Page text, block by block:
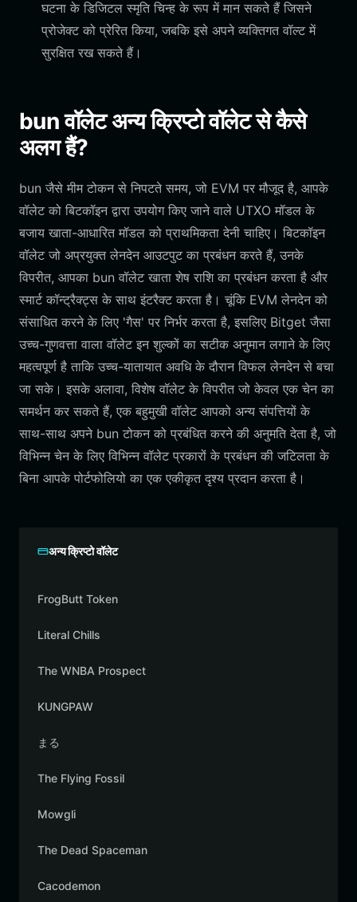
घटना के डिजिटल स्मृति चिन्ह के रूप में मान सकते हैं जिसने
प्रोजेक्ट को प्रेरित किया, जबकि इसे अपने व्यक्तिगत वॉल्ट में
सुरक्षित रख सकते हैं।
bun वॉलेट अन्य क्रिप्टो वॉलेट से कैसे
अलग हैं?
bun जैसे मीम टोकन से निपटते समय, जो EVM पर मौजूद है, आपके
वॉलेट को बिटकॉइन द्वारा उपयोग किए जाने वाले UTXO मॉडल के
बजाय खाता-आधारित मॉडल को प्राथमिकता देनी चाहिए। बिटकॉइन
वॉलेट जो अप्रयुक्त लेनदेन आउटपुट का प्रबंधन करते हैं, उनके
विपरीत, आपका bun वॉलेट खाता शेष राशि का प्रबंधन करता है और
स्मार्ट कॉन्ट्रैक्ट्स के साथ इंटरैक्ट करता है। चूंकि EVM लेनदेन को
संसाधित करने के लिए 'गैस' पर निर्भर करता है, इसलिए Bitget जैसा
उच्च-गुणवत्ता वाला वॉलेट इन शुल्कों का सटीक अनुमान लगाने के लिए
महत्वपूर्ण है ताकि उच्च-यातायात अवधि के दौरान विफल लेनदेन से बचा
जा सके। इसके अलावा, विशेष वॉलेट के विपरीत जो केवल एक चेन का
समर्थन कर सकते हैं, एक बहुमुखी वॉलेट आपको अन्य संपत्तियों के
साथ-साथ अपने bun टोकन को प्रबंधित करने की अनुमति देता है, जो
विभिन्न चेन के लिए विभिन्न वॉलेट प्रकारों के प्रबंधन की जटिलता के
बिना आपके पोर्टफोलियो का एक एकीकृत दृश्य प्रदान करता है।
अन्य क्रिप्टो वॉलेट
FrogButt Token
Literal Chills
The WNBA Prospect
KUNGPAW
まる
The Flying Fossil
Mowgli
The Dead Spaceman
Cacodemon